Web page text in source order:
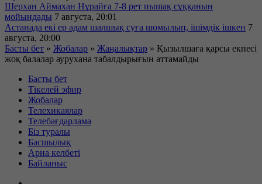
Шерхан Аймахан Нұрайға 7-8 рет пышақ сұққанын
мойындады 7 августа, 20:01
Астанада екі ер адам шалшық суға шомылып, ішімдік ішкен 7
августа, 20:00
Басты бет » Жобалар » Жаңалықтар » Қызылшаға қарсы екпесі
жоқ балалар аурухана табалдырығын аттамайды
Басты бет
Тікелей эфир
Жобалар
Телехикаялар
Телебағдарлама
Біз туралы
Басшылық
Арна келбеті
Байланыс